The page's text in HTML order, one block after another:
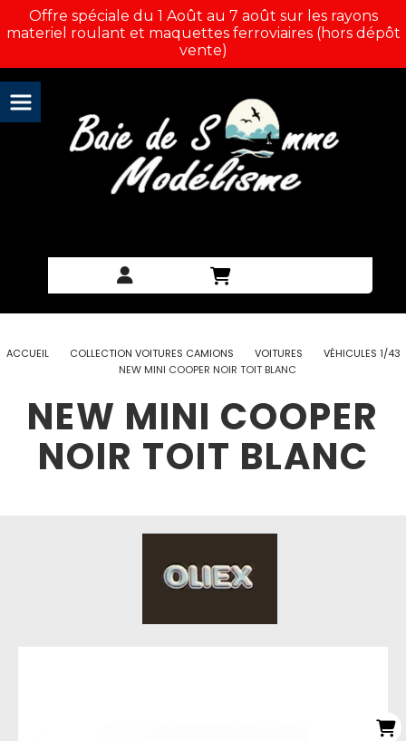
Offre spéciale du 1 Août au 7 août sur les rayons
materiel roulant et maquettes ferroviaires (hors dépôt
vente)
ACCUEIL COLLECTION VOITURES CAMIONS VOITURES
VÉHICULES 1/43
NEW MINI COOPER NOIR TOIT BLANC
NEW MINI COOPER
NOIR TOIT BLANC
Panneau de gestion des cookies